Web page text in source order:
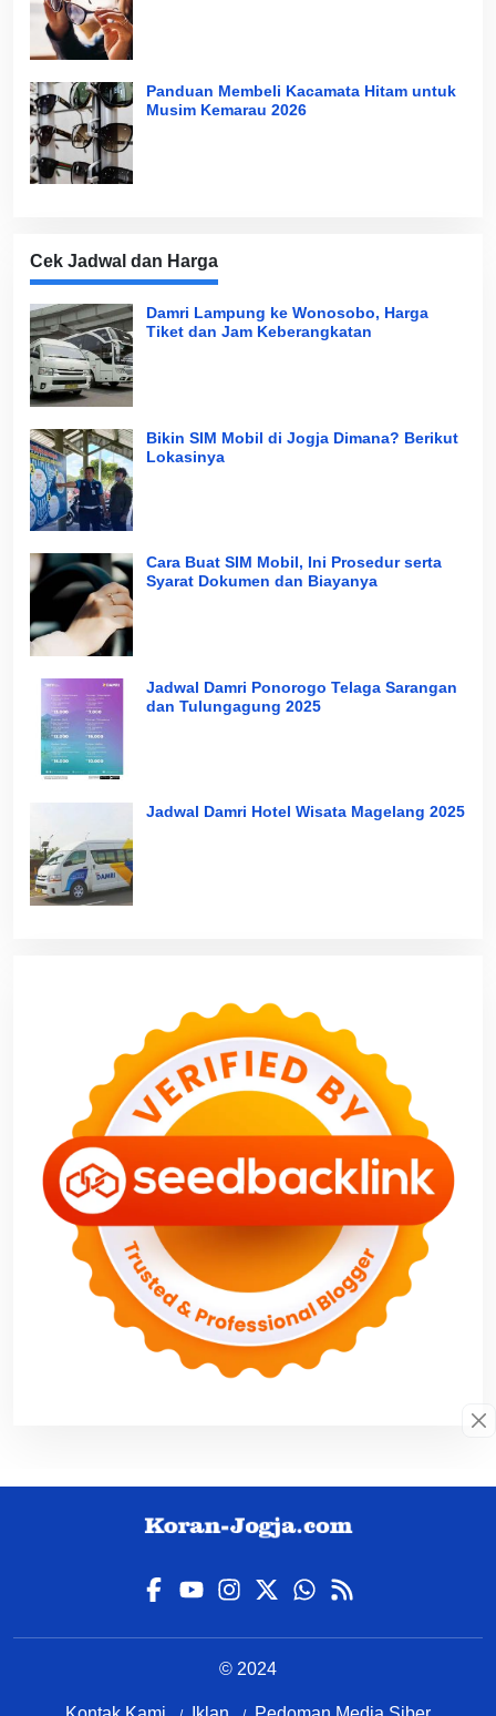
Panduan Membeli Kacamata Hitam untuk
Musim Kemarau 2026
Cek Jadwal dan Harga
Damri Lampung ke Wonosobo, Harga
Tiket dan Jam Keberangkatan
Bikin SIM Mobil di Jogja Dimana? Berikut
Lokasinya
Cara Buat SIM Mobil, Ini Prosedur serta
Syarat Dokumen dan Biayanya
Jadwal Damri Ponorogo Telaga Sarangan
dan Tulungagung 2025
Jadwal Damri Hotel Wisata Magelang 2025
© 2024